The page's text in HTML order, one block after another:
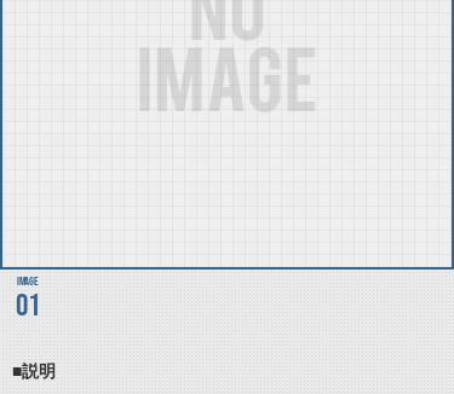
01
■説明